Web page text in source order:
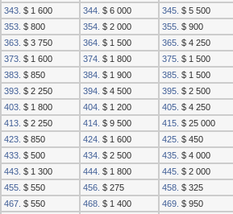
343. $ 1 600 344. $ 6 000 345. $ 5 500
353. $ 800 354. $ 2 000 355. $ 900
363. $ 3 750 364. $ 1 500 365. $ 4 250
373. $ 1 600 374. $ 1 800 375. $ 1 500
383. $ 850 384. $ 1 900 385. $ 1 500
393. $ 2 250 394. $ 4 500 395. $ 2 500
403. $ 1 800 404. $ 1 200 405. $ 4 250
413. $ 2 250 414. $ 9 500 415. $ 25 000
423. $ 850 424. $ 1 600 425. $ 450
433. $ 500 434. $ 2 500 435. $ 4 000
443. $ 1 300 444. $ 1 800 445. $ 2 000
455. $ 550 456. $ 275 458. $ 325
467. $ 550 468. $ 1 400 469. $ 950